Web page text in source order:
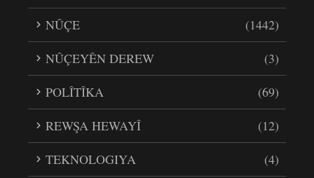
NÛÇE
(1442)
NÛÇEYÊN DEREW
(3)
POLÎTÎKA
(69)
REWŞA HEWAYÎ
(12)
TEKNOLOGIYA
(4)